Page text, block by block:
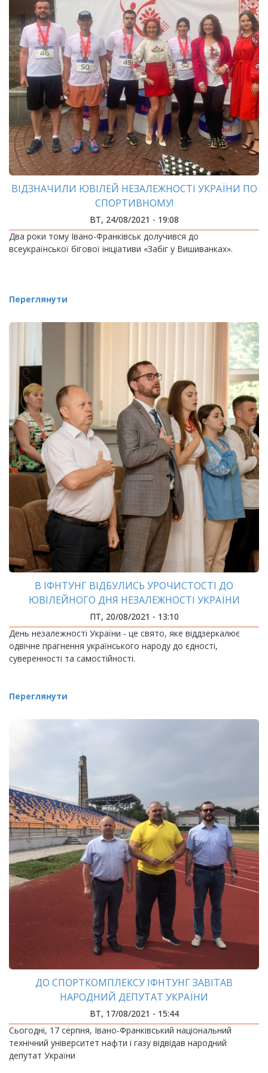
ВІДЗНАЧИЛИ ЮВІЛЕЙ НЕЗАЛЕЖНОСТІ УКРАЇНИ ПО
СПОРТИВНОМУ!
ВТ, 24/08/2021 - 19:08
Два роки тому Івано-Франківськ долучився до
всеукраїнської бігової ініціативи «Забіг у Вишиванках».
Переглянути
В ІФНТУНГ ВІДБУЛИСЬ УРОЧИСТОСТІ ДО
ЮВІЛЕЙНОГО ДНЯ НЕЗАЛЕЖНОСТІ УКРАЇНИ
ПТ, 20/08/2021 - 13:10
День незалежності України - це свято, яке віддзеркалює
одвічне прагнення українського народу до єдності,
суверенності та самостійності.
Переглянути
ДО СПОРТКОМПЛЕКСУ ІФНТУНГ ЗАВІТАВ
НАРОДНИЙ ДЕПУТАТ УКРАЇНИ
ВТ, 17/08/2021 - 15:44
Сьогодні, 17 серпня, Івано-Франківський національний
технічний університет нафти і газу відвідав народний
депутат України